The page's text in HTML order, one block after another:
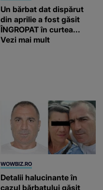
Un bărbat dat dispărut
din aprilie a fost găsit
ÎNGROPAT în curtea...
Vezi mai mult
WOWBIZ.RO
Detalii halucinante în
cazul bărbatului găsit